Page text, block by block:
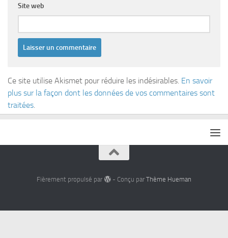
Site web
Ce site utilise Akismet pour réduire les indésirables. En savoir
plus sur la façon dont les données de vos commentaires sont
traitées.
Fièrement propulsé par - Conçu par Thème Hueman